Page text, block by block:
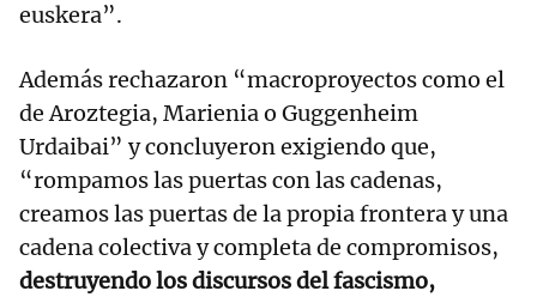
euskera”.
Además rechazaron “macroproyectos como el
de Aroztegia, Marienia o Guggenheim
Urdaibai” y concluyeron exigiendo que,
“rompamos las puertas con las cadenas,
creamos las puertas de la propia frontera y una
cadena colectiva y completa de compromisos,
destruyendo los discursos del fascismo,